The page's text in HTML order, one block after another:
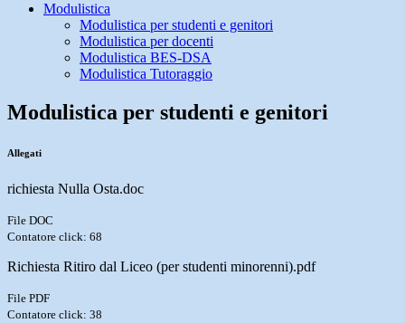
Modulistica
Modulistica per studenti e genitori
Modulistica per docenti
Modulistica BES-DSA
Modulistica Tutoraggio
Modulistica per studenti e genitori
Allegati
richiesta Nulla Osta.doc
File DOC
Contatore click: 68
Richiesta Ritiro dal Liceo (per studenti minorenni).pdf
File PDF
Contatore click: 38